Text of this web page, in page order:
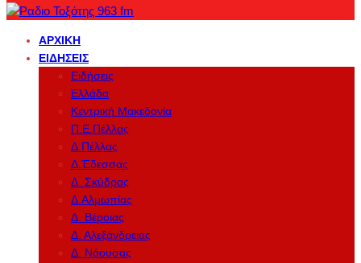
ΑΡΧΙΚΉ
ΕΙΔΉΣΕΙΣ
Ειδήσεις
Ελλάδα
Κεντρική Μακεδονία
Π.Ε.Πέλλας
Δ.Πέλλας
Δ.Έδεσσας
Δ. Σκύδρας
Δ.Αλμωπίας
Δ. Βέροιας
Δ. Αλεξάνδρειας
Δ. Νάουσας